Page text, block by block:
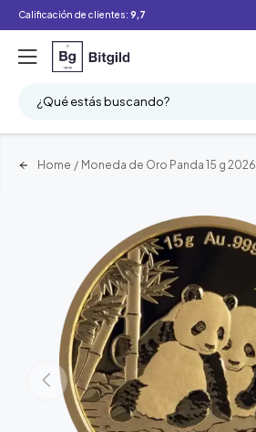
Calificación de clientes: 9,7
¿Qué estás buscando?
Home / Moneda de Oro Panda 15 g 2026